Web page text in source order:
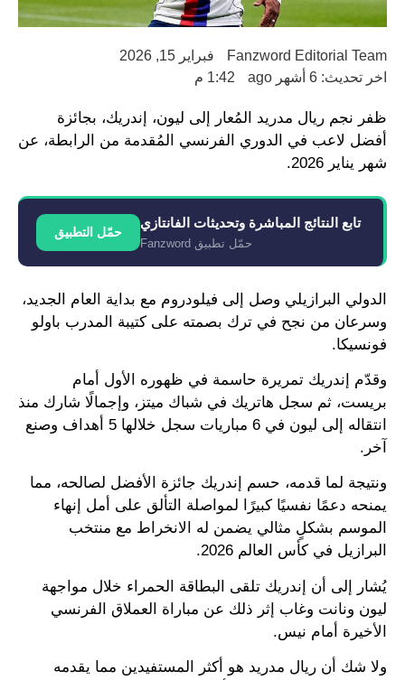
Fanzword Editorial Team
فبراير 15, 2026
اخر تحديث: 6 أشهر ago
1:42 م
ظفر نجم ريال مدريد المُعار إلى ليون، إندريك، بجائزة
أفضل لاعب في الدوري الفرنسي المُقدمة من الرابطة، عن
شهر يناير 2026.
تابع النتائج المباشرة وتحديثات الفانتازي
حمّل تطبيق Fanzword
حمّل التطبيق
الدولي البرازيلي وصل إلى فيلودروم مع بداية العام الجديد،
وسرعان من نجح في ترك بصمته على كتيبة المدرب باولو
فونسيكا.
وقدّم إندريك تمريرة حاسمة في ظهوره الأول أمام
بريست، ثم سجل هاتريك في شباك ميتز، وإجمالًا شارك منذ
انتقاله إلى ليون في 6 مباريات سجل خلالها 5 أهداف وصنع
آخر.
ونتيجة لما قدمه، حسم إندريك جائزة الأفضل لصالحه، مما
يمنحه دعمًا نفسيًا كبيرًا لمواصلة التألق على أمل إنهاء
الموسم بشكلٍ مثالي يضمن له الانخراط مع منتخب
البرازيل في كأس العالم 2026.
يُشار إلى أن إندريك تلقى البطاقة الحمراء خلال مواجهة
ليون ونانت وغاب إثر ذلك عن مباراة العملاق الفرنسي
الأخيرة أمام نيس.
ولا شك أن ريال مدريد هو أكثر المستفيدين مما يقدمه